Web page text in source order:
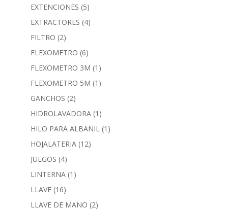
EXTENCIONES (5)
EXTRACTORES (4)
FILTRO (2)
FLEXOMETRO (6)
FLEXOMETRO 3M (1)
FLEXOMETRO 5M (1)
GANCHOS (2)
HIDROLAVADORA (1)
HILO PARA ALBAÑIL (1)
HOJALATERIA (12)
JUEGOS (4)
LINTERNA (1)
LLAVE (16)
LLAVE DE MANO (2)